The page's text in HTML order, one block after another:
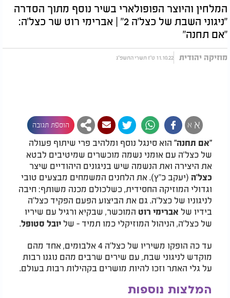
המלחין והיוצר הפופולארי בשיר נוסף מתוך הסדרה
"ניגוני השבת של כצל'ה 2" | אברימי רוט שר כצל'ה:
"אם תחנה"
מוזיקה יהודית 11.10.22 ט"ז תשרי התשפ"ג
א א הוספת תגובה
"אם תחנה" הוא סינגל נוסף ומלהיב פרי שיתוף פעולה
של כצל'ה עם אומני נשמה מוכשרים שמיטיבים לבטא
את היצירה ואת הנשמה שיש בניגונים היהודיים שיצר
כצל'ה (יעקב כ"ץ). את הלחנים המשמחים מבצעים טובי
וגדולי המוזיקה החסידית, כשלכולם מכנה משותף: חיבה
לניגוניו של כצל'ה. גם את הביצוע הפעם הפקיד כצל'ה
בידיו של אברימי רוט המוכשר, שבקיא ורגיל עם שיריו
של כצל'ה, הניהול המוזיקלי כמו תמיד - שליובל סטופל.
עד כה הופקו משיריו של כצל'ה 4 אלבומים, אחד מהם
מוקדש לניגוני שבת, עם שירים שרבים מהם נוגנו רבות
על גלי האתר וזכו להיות מושרים בקהילות רבות בעולם.
המלצות נוספות